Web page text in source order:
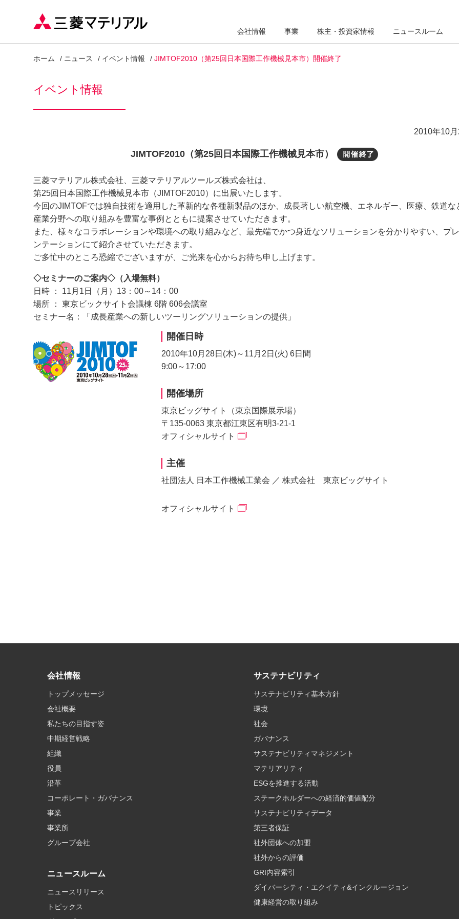
会社情報 事業 株主・投資家情報 ニュースルーム
ホーム ニュース イベント情報 JIMTOF2010（第25回日本国際工作機械見本市）開催終了
イベント情報
2010年10
JIMTOF2010（第25回日本国際工作機械見本市） 開催終了
三菱マテリアル株式会社、三菱マテリアルツールズ株式会社は、
第25回日本国際工作機械見本市（JIMTOF2010）に出展いたします。
今回のJIMTOFでは独自技術を適用した革新的な各種新製品のほか、成長著しい航空機、エネルギー、医療、鉄道な
産業分野への取り組みを豊富な事例とともに提案させていただきます。
また、様々なコラボレーションや環境への取り組みなど、最先端でかつ身近なソリューションを分かりやすい、プ
ンテーションにて紹介させていただきます。
ご多忙中のところ恐縮でございますが、ご光来を心からお待ち申し上げます。
◇セミナーのご案内◇（入場無料）
日時 ： 11月1日（月）13：00～14：00
場所 ： 東京ビックサイト会議棟 6階 606会議室
セミナー名：「成長産業への新しいツーリングソリューションの提供」
開催日時
2010年10月28日(木)～11月2日(火) 6日間
9:00～17:00
開催場所
東京ビッグサイト（東京国際展示場）
〒135-0063 東京都江東区有明3-21-1
オフィシャルサイト
主催
社団法人 日本工作機械工業会 ／ 株式会社 東京ビッグサイト
オフィシャルサイト
会社情報
トップメッセージ
会社概要
私たちの目指す姿
中期経営戦略
組織
役員
沿革
コーポレート・ガバナンス
事業
事業所
グループ会社
ニュースルーム
ニュースリリース
トピックス
サステナビリティ
サステナビリティ基本方針
環境
社会
ガバナンス
サステナビリティマネジメント
マテリアリティ
ESGを推進する活動
ステークホルダーへの経済的価値配分
サステナビリティデータ
第三者保証
社外団体への加盟
社外からの評価
GRI内容索引
ダイバーシティ・エクイティ&インクルージョン
健康経営の取り組み